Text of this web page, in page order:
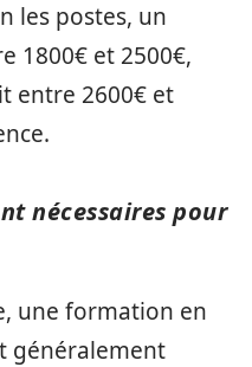
les postes, un
1800€ et 2500€,
entre 2600€ et
nécessaires pour
une formation en
généralement